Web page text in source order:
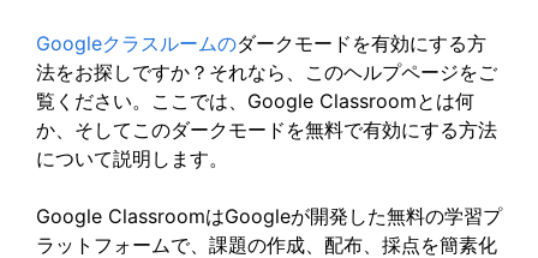
Googleクラスルームのダークモードを有効にする方
法をお探しですか？それなら、このヘルプページをご
覧ください。ここでは、Google Classroomとは何
か、そしてこのダークモードを無料で有効にする方法
について説明します。
Google ClassroomはGoogleが開発した無料の学習プ
ラットフォームで、課題の作成、配布、採点を簡素化